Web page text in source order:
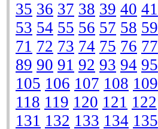
35 36 37 38 39 40 41
53 54 55 56 57 58 59
71 72 73 74 75 76 77
89 90 91 92 93 94 95
105 106 107 108 109
118 119 120 121 122
131 132 133 134 135